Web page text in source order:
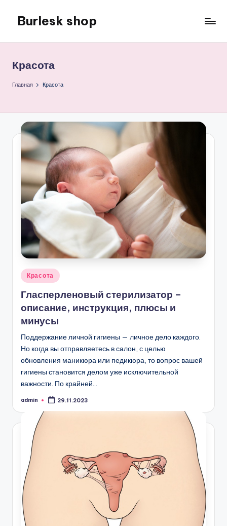
Перейти
содержимому
Burlesk shop
семьи
Красота
Главная Красота
Опубликовано
Красота
Гласперленовый стерилизатор –
описание, инструкция, плюсы и
минусы
Поддержание личной гигиены — личное дело каждого.
Но когда вы отправляетесь в салон, с целью
обновления маникюра или педикюра, то вопрос вашей
гигиены становится делом уже исключительной
важности. По крайней…
Запись
admin 29.11.2023